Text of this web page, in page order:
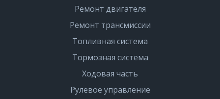
Ремонт двигателя
Ремонт трансмиссии
Топливная система
Тормозная система
Ходовая часть
Рулевое управление